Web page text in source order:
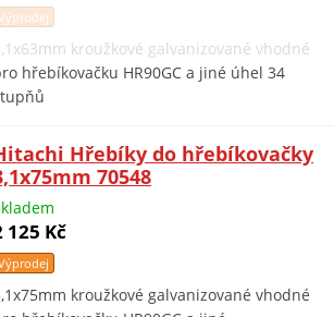
kroužkové galvanizované vhodné
hřebíkovačku HR90GC a jiné úhel 34
Hřebíky do hřebíkovačky
70548
125 Kč
kroužkové galvanizované vhodné